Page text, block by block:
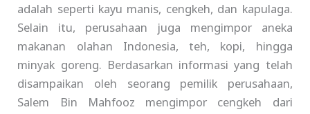
adalah seperti kayu manis, cengkeh, dan kapulaga.
Selain itu, perusahaan juga mengimpor aneka
makanan olahan Indonesia, teh, kopi, hingga
minyak goreng. Berdasarkan informasi yang telah
disampaikan oleh seorang pemilik perusahaan,
Salem Bin Mahfooz mengimpor cengkeh dari